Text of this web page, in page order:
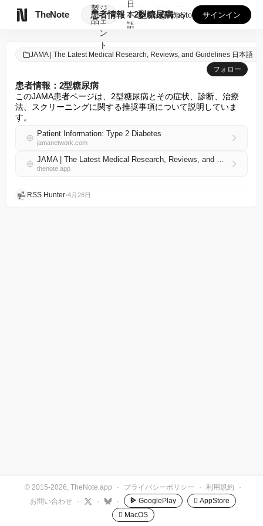
TheNote
製
品
ジ
ェ
ン
ト
患者情報：2型糖尿病
日
本
語
GooglePlay
AppStore サインイン
JAMA | The Latest Medical Research, Reviews, and Guidelines 日本語
フォロー
患者情報：2型糖尿病
このJAMA患者ページは、2型糖尿病とその症状、診断、治療
法、スクリーニングに関する推奨事項について説明していま
す。
Patient Information: Type 2 Diabetes
jamanetwork.com
JAMA | The Latest Medical Research, Reviews, and Guidelines 日本語 RSS
thenote.app
RSS Hunter•4月28日
© 2015-2026, TheNote.app · プライバシーポリシー · 利用規約
·
お問い合わせ
· · · GooglePlay
 AppStore
 MacOS